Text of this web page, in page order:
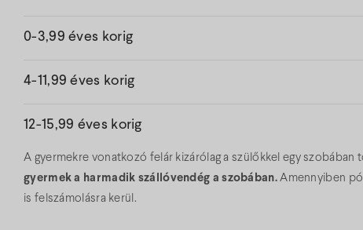
0-3,99 éves korig
4-11,99 éves korig
12-15,99 éves korig
A gyermekre vonatkozó felár kizárólag a szülőkkel egy szobában
gyermek a harmadik szállóvendég a szobában.Amennyiben
is felszámolásra kerül.